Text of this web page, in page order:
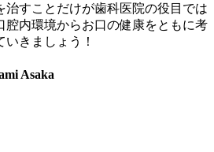
治すことだけが歯科医院の役目では
腔内環境からお口の健康をともに考
きましょう！
Asaka